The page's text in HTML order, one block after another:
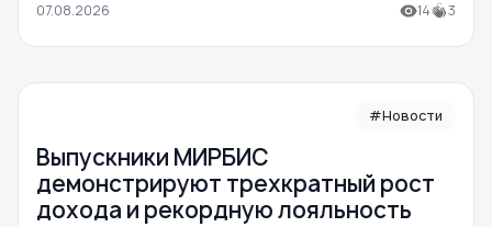
07.08.2026 14 3
#Новости
Выпускники МИРБИС
демонстрируют трехкратный рост
дохода и рекордную лояльность